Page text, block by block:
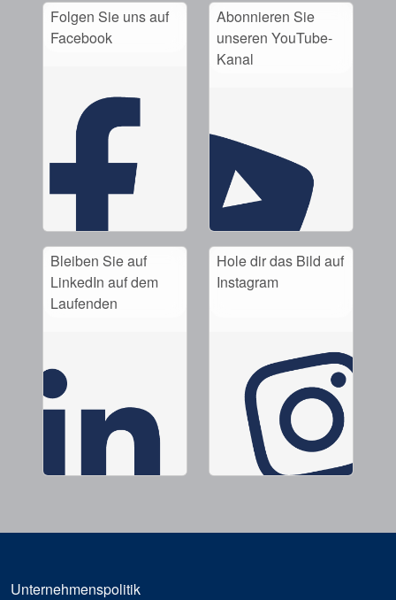
Folgen Sie uns auf
Facebook
Abonnieren Sie
unseren YouTube-
Kanal
Bleiben Sie auf
LinkedIn auf dem
Laufenden
Hole dir das Bild auf
Instagram
Unternehmenspolitik